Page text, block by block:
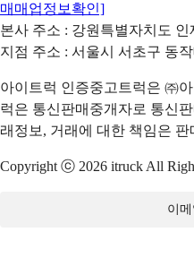
매매업정보확인]
본사 주소 : 강원특별자치도 인
지점 주소 : 서울시 서초구 동
아이트럭 인증중고트럭은 ㈜
럭은 통신판매중개자로 통신
래정보, 거래에 대한 책임은
Copyright ⓒ 2026 itruck All
이메